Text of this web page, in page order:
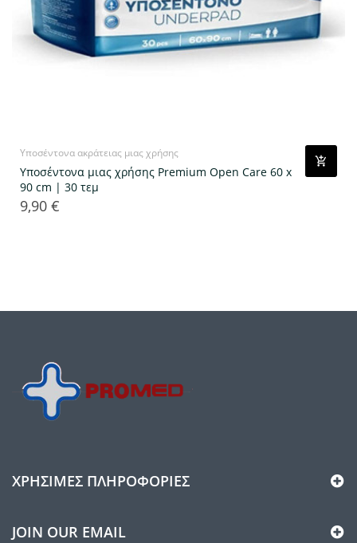
Υποσέντονα ακράτειας μιας χρήσης
Υποσέντονα μιας χρήσης Premium Open Care 60 x
90 cm | 30 τεμ
Τιμή
9,90 €
ΧΡΉΣΙΜΕΣ ΠΛΗΡΟΦΟΡΊΕΣ
JOIN OUR EMAIL